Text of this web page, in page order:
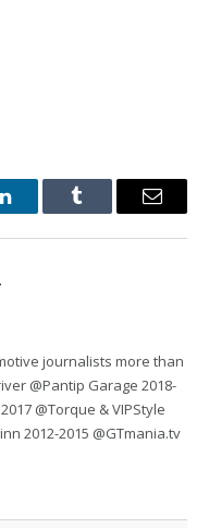
LinkedInTumblr Email
journalists more than
@Pantip Garage 2018-
@Torque & VIPStyle
2012-2015 @GTmania.tv